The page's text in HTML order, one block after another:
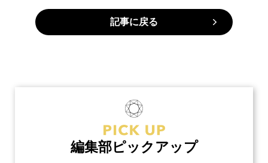
記事に戻る
編集部ピックアップ